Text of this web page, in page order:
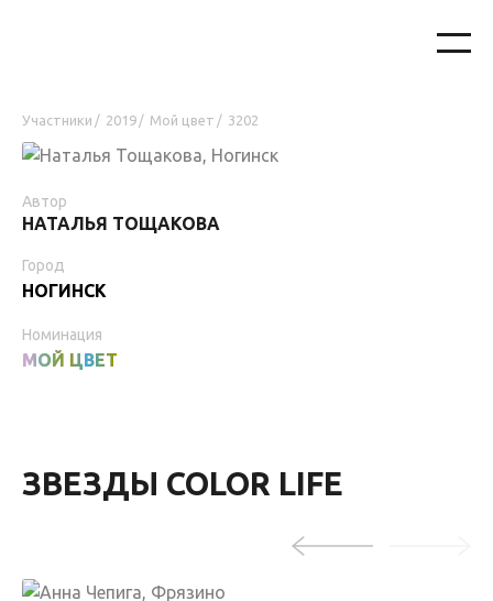
Участники / 2019 / Мой цвет / 3202
Автор
НАТАЛЬЯ ТОЩАКОВА
Город
НОГИНСК
Номинация
МОЙ ЦВЕТ
ЗВЕЗДЫ COLOR LIFE